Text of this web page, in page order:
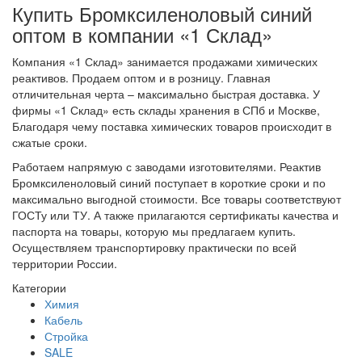
Купить Бромксиленоловый синий
оптом в компании «1 Склад»
Компания «1 Склад» занимается продажами химических
реактивов. Продаем оптом и в розницу. Главная
отличительная черта – максимально быстрая доставка. У
фирмы «1 Склад» есть склады хранения в СПб и Москве,
Благодаря чему поставка химических товаров происходит в
сжатые сроки.
Работаем напрямую с заводами изготовителями. Реактив
Бромксиленоловый синий поступает в короткие сроки и по
максимально выгодной стоимости. Все товары соответствуют
ГОСТу или ТУ. А также прилагаются сертификаты качества и
паспорта на товары, которую мы предлагаем купить.
Осуществляем транспортировку практически по всей
территории России.
Категории
Химия
Кабель
Стройка
SALE